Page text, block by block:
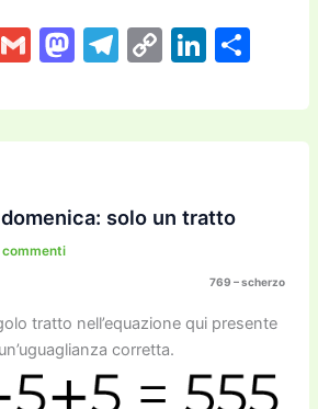
G
ai
l
M
st
o
o
T
e
gr
m
C
p
y
n
Li
k
e
n
C
n
di
solo un tratto
commenti
769 – scherzo
tratto nell’equazione qui presente
corretta.